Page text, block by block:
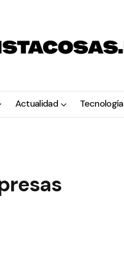
Actualidad Tecnología